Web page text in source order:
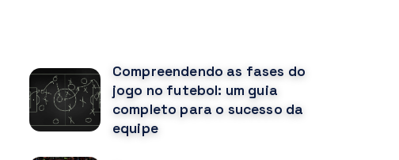
Compreendendo as fases do
jogo no futebol: um guia
completo para o sucesso da
equipe